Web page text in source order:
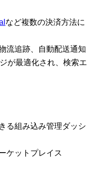
など複数の決済方法に
流追跡、自動配送通知
が最適化され、検索エ
る組み込み管理ダッシ
ケットプレイス